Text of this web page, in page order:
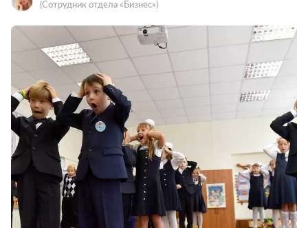
(Сотрудник отдела «‎Бизнес»)